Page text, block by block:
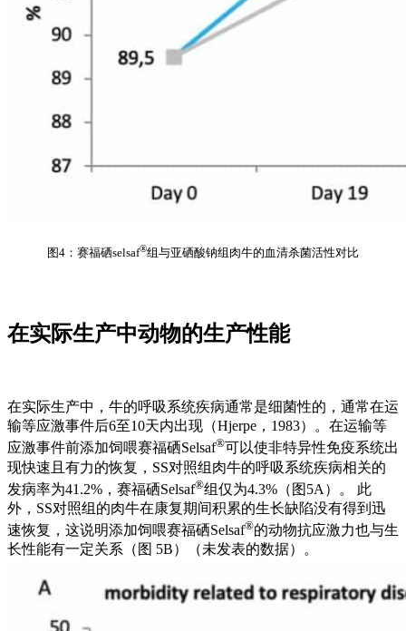
图4：赛福硒selsaf®组与亚硒酸钠组肉牛的血清杀菌活性对比
在实际生产中动物的生产性能
在实际生产中，牛的呼吸系统疾病通常是细菌性的，通常在运
输等应激事件后6至10天内出现（Hjerpe，1983）。在运输等
应激事件前添加饲喂赛福硒Selsaf®可以使非特异性免疫系统出
现快速且有力的恢复，SS对照组肉牛的呼吸系统疾病相关的
发病率为41.2%，赛福硒Selsaf®组仅为4.3%（图5A）。 此
外，SS对照组的肉牛在康复期间积累的生长缺陷没有得到迅
速恢复，这说明添加饲喂赛福硒Selsaf®的动物抗应激力也与生
长性能有一定关系（图 5B）（未发表的数据）。